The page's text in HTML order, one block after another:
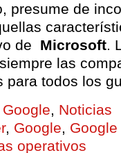
presume de
de Microsoft.
las
para todos los
Google, Noticias
, Google,
operativos